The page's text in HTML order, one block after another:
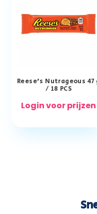
Reese’s Nutrageous 47
/ 18 PCS
Login voor prijzen